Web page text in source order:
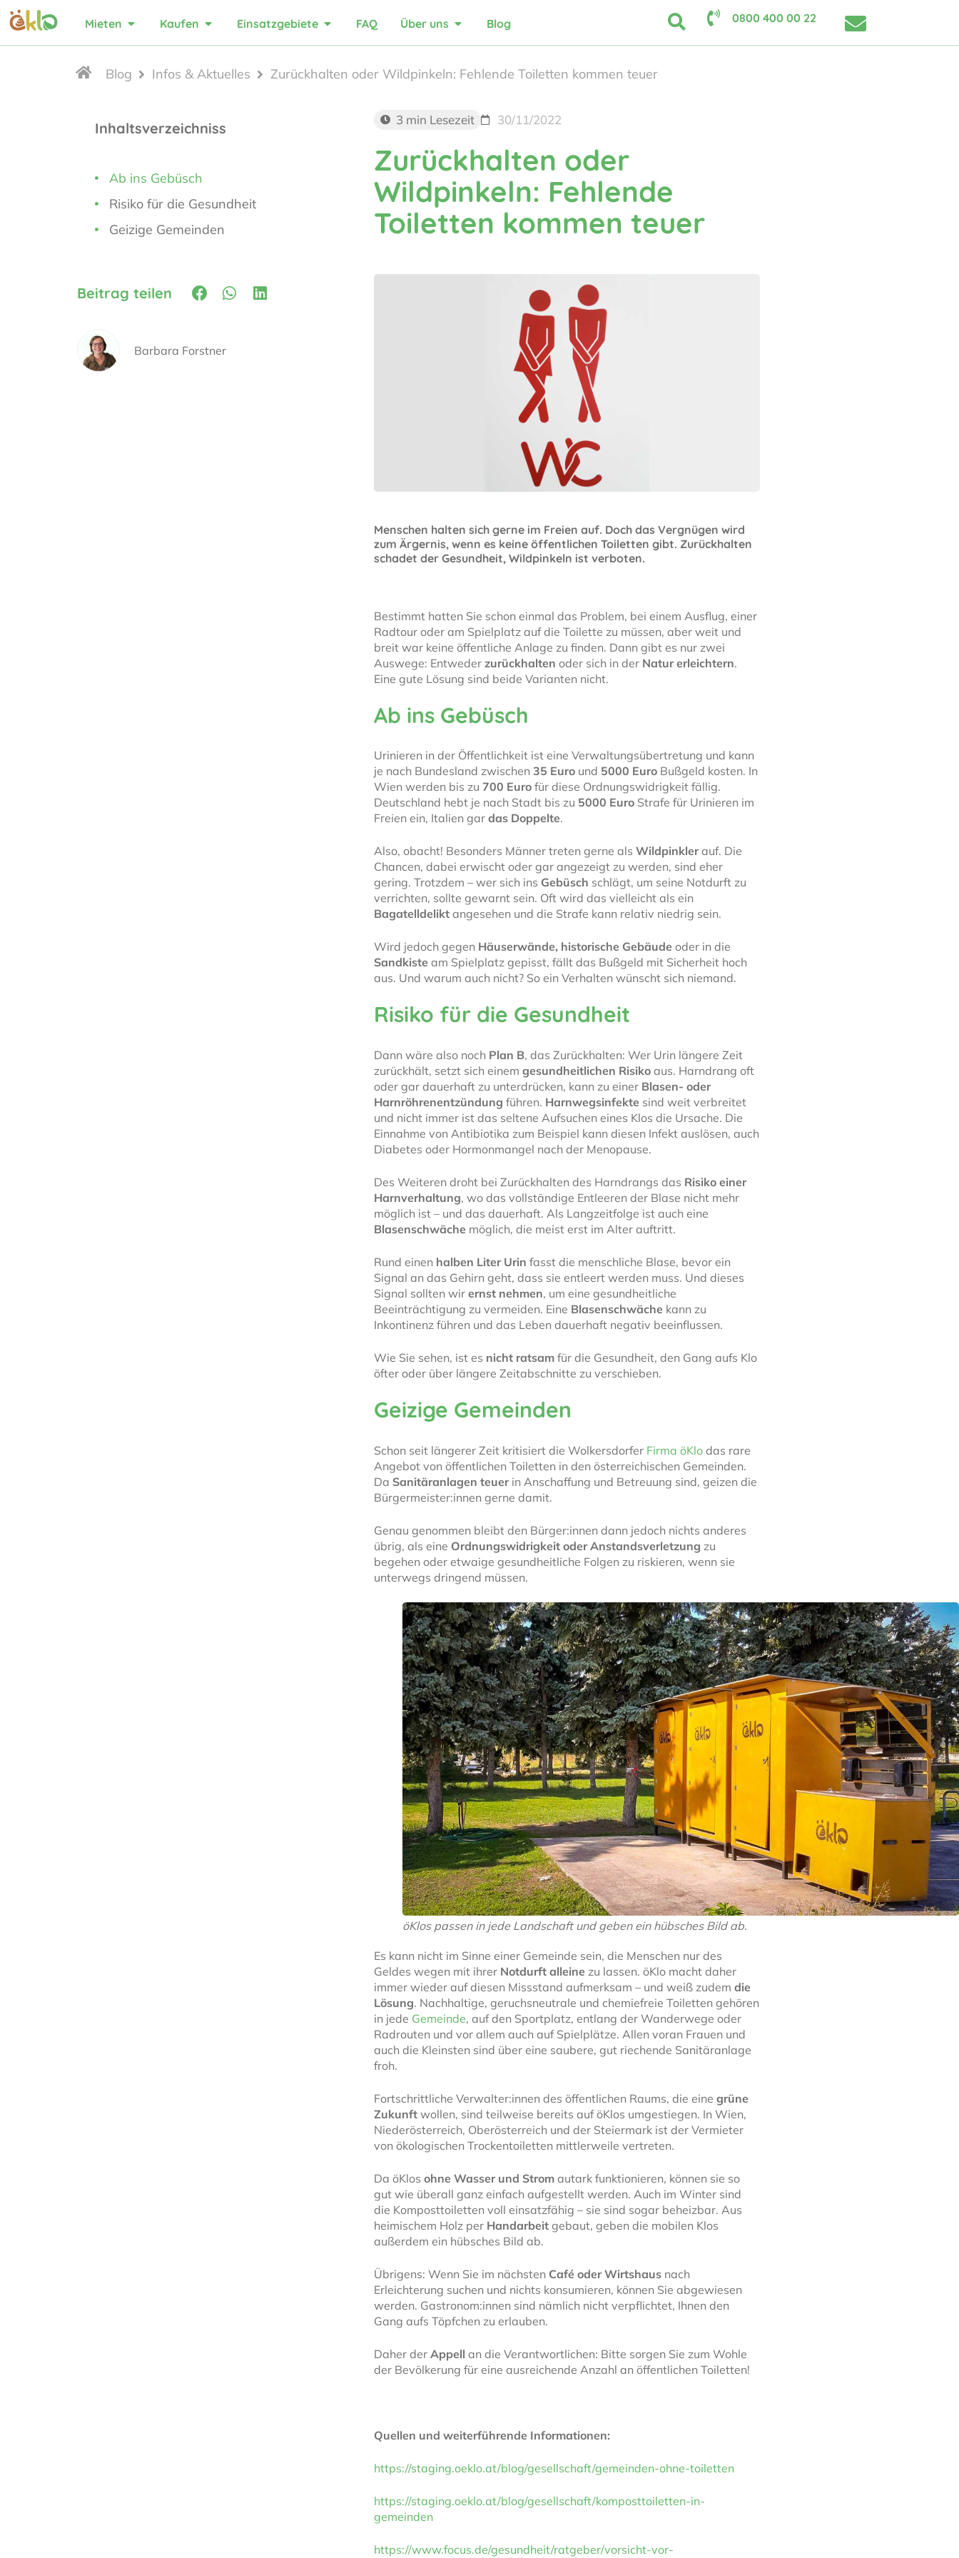
Mieten Kaufen Einsatzgebiete FAQ Über uns Blog 0800 400 00 22
Blog Infos & Aktuelles Zurückhalten oder Wildpinkeln: Fehlende Toiletten kommen teuer
Inhaltsverzeichniss
Ab ins Gebüsch
Risiko für die Gesundheit
Geizige Gemeinden
Beitrag teilen
Barbara Forstner
3 min Lesezeit 30/11/2022
Zurückhalten oder
Wildpinkeln: Fehlende
Toiletten kommen teuer
Menschen halten sich gerne im Freien auf. Doch das Vergnügen wird
zum Ärgernis, wenn es keine öffentlichen Toiletten gibt. Zurückhalten
schadet der Gesundheit, Wildpinkeln ist verboten.
Bestimmt hatten Sie schon einmal das Problem, bei einem Ausflug, einer
Radtour oder am Spielplatz auf die Toilette zu müssen, aber weit und
breit war keine öffentliche Anlage zu finden. Dann gibt es nur zwei
Auswege: Entweder zurückhalten oder sich in der Natur erleichtern.
Eine gute Lösung sind beide Varianten nicht.
Ab ins Gebüsch
Urinieren in der Öffentlichkeit ist eine Verwaltungsübertretung und kann
je nach Bundesland zwischen 35 Euround 5000 EuroBußgeld kosten. In
Wien werden bis zu 700 Eurofür diese Ordnungswidrigkeit fällig.
Deutschland hebt je nach Stadt bis zu 5000 EuroStrafe für Urinieren im
Freien ein, Italien gar das Doppelte.
Also, obacht! Besonders Männer treten gerne als Wildpinklerauf. Die
Chancen, dabei erwischt oder gar angezeigt zu werden, sind eher
gering. Trotzdem – wer sich ins Gebüsch schlägt, um seine Notdurft zu
verrichten, sollte gewarnt sein. Oft wird das vielleicht als ein
Bagatelldeliktangesehen und die Strafe kann relativ niedrig sein.
Wird jedoch gegen Häuserwände, historische Gebäude oder in die
Sandkiste am Spielplatz gepisst, fällt das Bußgeld mit Sicherheit hoch
aus. Und warum auch nicht? So ein Verhalten wünscht sich niemand.
Risiko für die Gesundheit
Dann wäre also noch Plan B, das Zurückhalten: Wer Urin längere Zeit
zurückhält, setzt sich einem gesundheitlichen Risikoaus. Harndrang oft
oder gar dauerhaft zu unterdrücken, kann zu einer Blasen- oder
Harnröhrenentzündung führen. Harnwegsinfekte sind weit verbreitet
und nicht immer ist das seltene Aufsuchen eines Klos die Ursache. Die
Einnahme von Antibiotika zum Beispiel kann diesen Infekt auslösen, auch
Diabetes oder Hormonmangel nach der Menopause.
Des Weiteren droht bei Zurückhalten des Harndrangs das Risiko einer
Harnverhaltung, wo das vollständige Entleeren der Blase nicht mehr
möglich ist – und das dauerhaft. Als Langzeitfolge ist auch eine
Blasenschwäche möglich, die meist erst im Alter auftritt.
Rund einen halben Liter Urin fasst die menschliche Blase, bevor ein
Signal an das Gehirn geht, dass sie entleert werden muss. Und dieses
Signal sollten wir ernst nehmen, um eine gesundheitliche
Beeinträchtigung zu vermeiden. Eine Blasenschwäche kann zu
Inkontinenz führen und das Leben dauerhaft negativ beeinflussen.
Wie Sie sehen, ist es nicht ratsamfür die Gesundheit, den Gang aufs Klo
öfter oder über längere Zeitabschnitte zu verschieben.
Geizige Gemeinden
Schon seit längerer Zeit kritisiert die Wolkersdorfer Firma öKlodas rare
Angebot von öffentlichen Toiletten in den österreichischen Gemeinden.
Da Sanitäranlagen teuerin Anschaffung und Betreuung sind, geizen die
Bürgermeister:innen gerne damit.
Genau genommen bleibt den Bürger:innen dann jedoch nichts anderes
übrig, als eine Ordnungswidrigkeit oder Anstandsverletzung zu
begehen oder etwaige gesundheitliche Folgen zu riskieren, wenn sie
unterwegs dringend müssen.
öKlos passen in jede Landschaft und geben ein hübsches Bild ab.
Es kann nicht im Sinne einer Gemeinde sein, die Menschen nur des
Geldes wegen mit ihrer Notdurft alleine zu lassen. öKlo macht daher
immer wieder auf diesen Missstand aufmerksam – und weiß zudem die
Lösung. Nachhaltige, geruchsneutrale und chemiefreie Toiletten gehören
in jede Gemeinde, auf den Sportplatz, entlang der Wanderwege oder
Radrouten und vor allem auch auf Spielplätze. Allen voran Frauen und
auch die Kleinsten sind über eine saubere, gut riechende Sanitäranlage
froh.
Fortschrittliche Verwalter:innen des öffentlichen Raums, die eine grüne
Zukunftwollen, sind teilweise bereits auf öKlos umgestiegen. In Wien,
Niederösterreich, Oberösterreich und der Steiermark ist der Vermieter
von ökologischen Trockentoiletten mittlerweile vertreten.
Da öKlos ohne Wasser und Stromautark funktionieren, können sie so
gut wie überall ganz einfach aufgestellt werden. Auch im Winter sind
die Komposttoiletten voll einsatzfähig – sie sind sogar beheizbar. Aus
heimischem Holz per Handarbeit gebaut, geben die mobilen Klos
außerdem ein hübsches Bild ab.
Übrigens: Wenn Sie im nächsten Café oder Wirtshausnach
Erleichterung suchen und nichts konsumieren, können Sie abgewiesen
werden. Gastronom:innen sind nämlich nicht verpflichtet, Ihnen den
Gang aufs Töpfchen zu erlauben.
Daher der Appell an die Verantwortlichen: Bitte sorgen Sie zum Wohle
der Bevölkerung für eine ausreichende Anzahl an öffentlichen Toiletten!
Quellen und weiterführende Informationen:
https://staging.oeklo.at/blog/gesellschaft/gemeinden-ohne-toiletten
https://staging.oeklo.at/blog/gesellschaft/komposttoiletten-in-
gemeinden
https://www.focus.de/gesundheit/ratgeber/vorsicht-vor-